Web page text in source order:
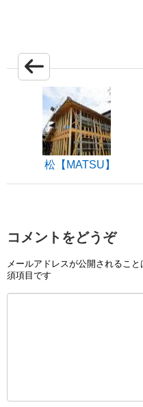
松【MATSU】
コメントをどうぞ
メールアドレスが公開されること
須項目です